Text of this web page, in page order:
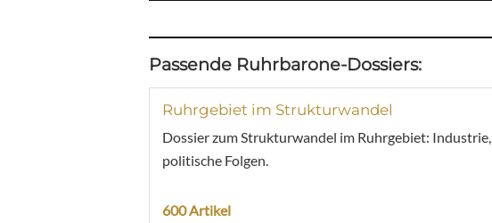
Passende Ruhrbarone-Dossiers:
Ruhrgebiet im Strukturwandel
Dossier zum Strukturwandel im Ruhrgebiet:
politische Folgen.
600 Artikel